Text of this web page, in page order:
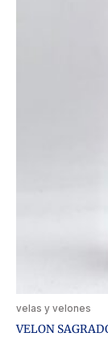
velas y velones
VELON